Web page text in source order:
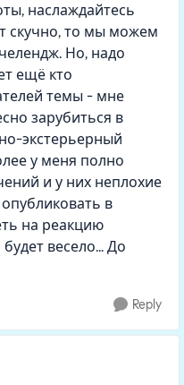
наслаждайтесь
скучно, то мы можем
Но, надо
ещё кто
темы - мне
зарубиться в
экстерьерный
у меня полно
и у них неплохие
в
на реакцию
весело... До
Reply